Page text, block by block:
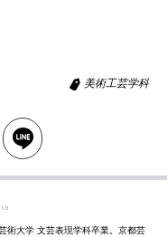
美術工芸学科
術大学 文芸表現学科卒業。京都芸